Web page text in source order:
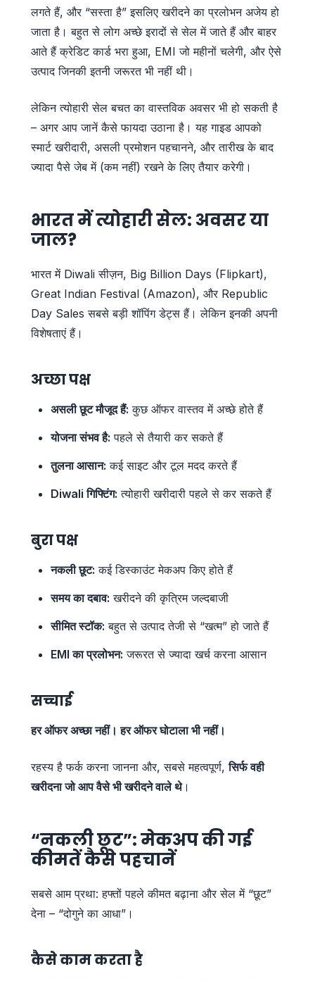
लगते हैं, और “सस्ता है” इसलिए खरीदने का प्रलोभन अजेय हो
जाता है। बहुत से लोग अच्छे इरादों से सेल में जाते हैं और बाहर
आते हैं क्रेडिट कार्ड भरा हुआ, EMI जो महीनों चलेगी, और ऐसे
उत्पाद जिनकी इतनी जरूरत भी नहीं थी।
लेकिन त्योहारी सेल बचत का वास्तविक अवसर भी हो सकती है
– अगर आप जानें कैसे फायदा उठाना है। यह गाइड आपको
स्मार्ट खरीदारी, असली प्रमोशन पहचानने, और तारीख के बाद
ज्यादा पैसे जेब में (कम नहीं) रखने के लिए तैयार करेगी।
भारत में त्योहारी सेल: अवसर या
जाल?
भारत में Diwali सीज़न, Big Billion Days (Flipkart),
Great Indian Festival (Amazon), और Republic
Day Sales सबसे बड़ी शॉपिंग डेट्स हैं। लेकिन इनकी अपनी
विशेषताएं हैं।
अच्छा पक्ष
असली छूट मौजूद हैं: कुछ ऑफर वास्तव में अच्छे होते हैं
योजना संभव है: पहले से तैयारी कर सकते हैं
तुलना आसान: कई साइट और टूल मदद करते हैं
Diwali गिफ्टिंग: त्योहारी खरीदारी पहले से कर सकते हैं
बुरा पक्ष
नकली छूट: कई डिस्काउंट मेकअप किए होते हैं
समय का दबाव: खरीदने की कृत्रिम जल्दबाजी
सीमित स्टॉक: बहुत से उत्पाद तेजी से “खत्म” हो जाते हैं
EMI का प्रलोभन: जरूरत से ज्यादा खर्च करना आसान
सच्चाई
हर ऑफर अच्छा नहीं। हर ऑफर घोटाला भी नहीं।
रहस्य है फर्क करना जानना और, सबसे महत्वपूर्ण,सिर्फ वही
खरीदना जो आप वैसे भी खरीदने वाले थे।
“नकली छूट”: मेकअप की गई
कीमतें कैसे पहचानें
सबसे आम प्रथा: हफ्तों पहले कीमत बढ़ाना और सेल में “छूट”
देना – “दोगुने का आधा”।
कैसे काम करता है